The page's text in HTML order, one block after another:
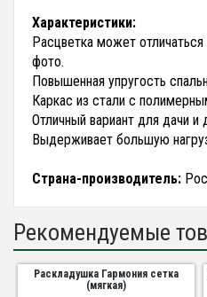
Характеристики:
Расцветка может
фото.
Повышенная упругость
Каркас из стали с
Отличный вариант для дачи и
Выдерживает большую
Страна-производитель:
Рекомендуемые
Раскладушка Гармония сетка
(мягкая)